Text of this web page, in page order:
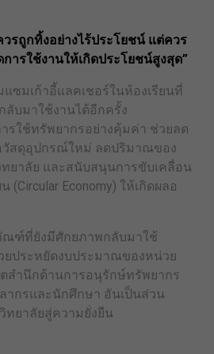
รถูกทิ้งอย่างไร้ประโยชน์ แต่ควร
ารใช้งานให้เกิดประโยชน์สูงสุด”
ซมเก้าอี้แลคเชอร์ในห้องเรียนที่
บมาใช้งานได้อีกครั้ง
รใช้ทรัพยากรอย่างคุ้มค่า ช่วยลด
วัสดุอุปกรณ์ใหม่ ลดปริมาณของ
ยาลัย และสนับสนุนการขับเคลื่อน
(Circular Economy) ให้เกิดผลอ
ณฑ์ที่ยังมีศักยภาพกลับมาใช้
ยประหยัดงบประมาณของหน่วย
ตสำนึกด้านการอนุรักษ์ทรัพยากร
ากรและนักศึกษา อันเป็นส่วน
ยาลัยสู่ความยั่งยืน